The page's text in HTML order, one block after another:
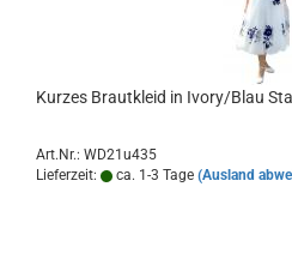
Kurzes Brautkleid in Ivory/Blau
Art.Nr.: WD21u435
Lieferzeit:
ca. 1-3 Tage (Ausland